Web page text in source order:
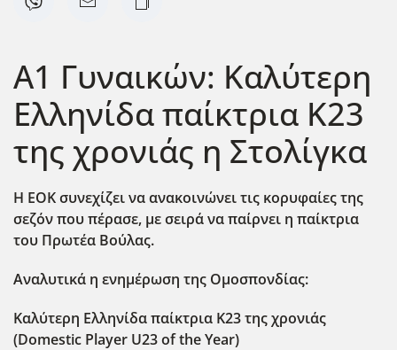
Α1 Γυναικών: Καλύτερη
Ελληνίδα παίκτρια Κ23
της χρονιάς η Στολίγκα
Η ΕΟΚ συνεχίζει να ανακοινώνει τις κορυφαίες της
σεζόν που πέρασε, με σειρά να παίρνει η παίκτρια
του Πρωτέα Βούλας.
Αναλυτικά η ενημέρωση της Ομοσπονδίας:
Καλύτερη Ελληνίδα παίκτρια K23 της χρονιάς
(Domestic Player U23 oftheYear)